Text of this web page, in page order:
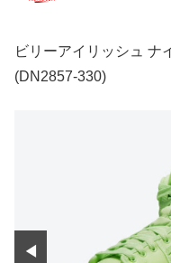
ビリーアイリッシュ ナ
(DN2857-330)
◀